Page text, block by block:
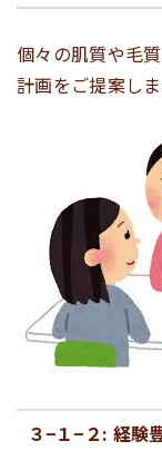
個々の肌質や毛
計画をご提案しま
３−１−２: 経験